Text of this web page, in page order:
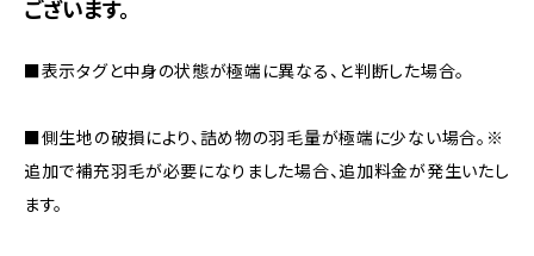
ございます。
■表示タグと中身の状態が極端に異なる、と判断した場合。
■側生地の破損により、詰め物の羽毛量が極端に少ない場合。※
追加で補充羽毛が必要になりました場合、追加料金が発生いたし
ます。